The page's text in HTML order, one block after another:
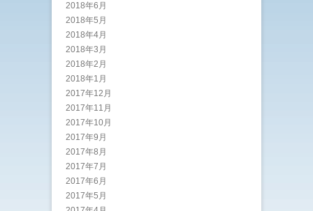
2018年6月
2018年5月
2018年4月
2018年3月
2018年2月
2018年1月
2017年12月
2017年11月
2017年10月
2017年9月
2017年8月
2017年7月
2017年6月
2017年5月